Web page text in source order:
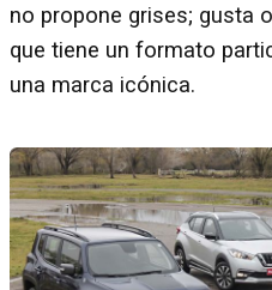
no propone grises; gusta
que tiene un formato
una marca icónica.